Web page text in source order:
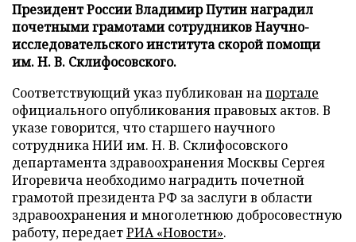
Президент России Владимир Путин наградил
почетными грамотами сотрудников Научно-
исследовательского института скорой помощи
им. Н. В. Склифосовского.
Соответствующий указ публикован напортале
официального опубликования правовых актов. В
указе говорится, что старшего научного
сотрудника НИИ им. Н. В. Склифосовского
департамента здравоохранения Москвы Сергея
Игоревича необходимо наградить почетной
грамотой президента РФ за заслуги в области
здравоохранения и многолетнюю добросовестную
работу, передаетРИА «Новости».